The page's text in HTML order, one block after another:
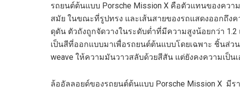
รถยนต์ต้นแบบ Porsche Mission X คือตัวแทนของควา
สมัย ในขณะที่รูปทรง และเส้นสายของรถแสดงออกถึงค
ดุดัน ตัวถังถูกจัดวางในระดับต่ำที่มีความสูงน้อยกว่า
เป็นสีที่ออกแบบมาเพื่อรถยนต์ต้นแบบโดยเฉพาะ ชิ้นส่ว
weave ให้ความมันวาวสลับด้วยสีสัน แต่ยังคงความเป็น
ล้ออัลลอยด์ของรถยนต์ต้นแบบ Porsche Mission X มีร